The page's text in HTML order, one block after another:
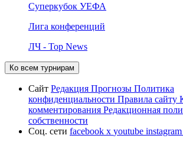
Суперкубок УЕФА
Лига конференций
ЛЧ - Top News
Ко всем турнирам
Сайт Редакция Прогнозы Политика
конфиденциальности Правила сайту
комментирования Редакционная
собственности
Соц. сети facebook x youtube instagram